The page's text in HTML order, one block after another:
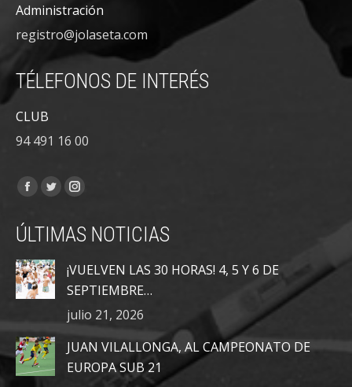
Administración
registro@jolaseta.com
TÉLEFONOS DE INTERÉS
CLUB
94 491 16 00
Encuéntranos en:
Facebook
opens
in
new
window
Twitter
opens
in
new
window
Instagram
opens
new
window
ÚLTIMAS NOTICIAS
¡VUELVEN LAS 30 HORAS! 4, 5 Y 6 DE
SEPTIEMBRE…
julio 21, 2026
JUAN VILALLONGA, AL CAMPEONATO DE
EUROPA SUB 21